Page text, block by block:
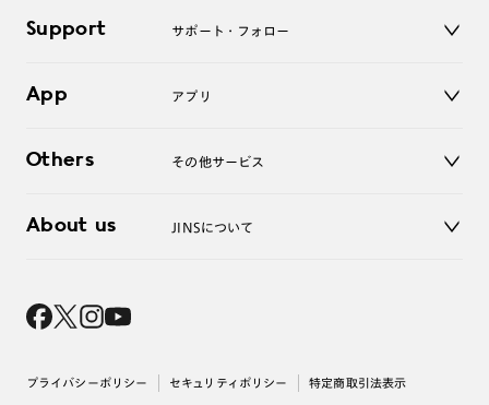
アクセサリー
ログアウト
Support サポート・フォロー
よくあるご質問
お問い合わせ
App アプリ
Others その他サービス
レンズ交換
About us JINSについて
採用情報
出店について
プライバシーポリシー セキュリティポリシー 特定商取引法表示